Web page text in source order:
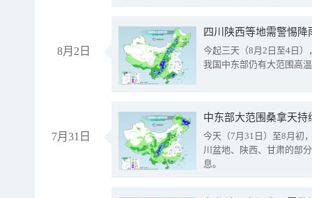
8月2日
今起三天（8月2日至4日
我国中东部仍有大范围高
7月31日
中东部大范围桑拿天
今天（7月31日）至8月初
川盆地、陕西、甘肃的部
息。